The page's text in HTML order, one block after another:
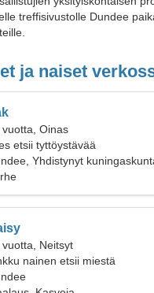
treffisivustolle Dundee
ja naiset
vuotta, Oinas
etsii tyttöystävää
Yhdistynyt
vuotta, Neitsyt
nainen etsii miestä